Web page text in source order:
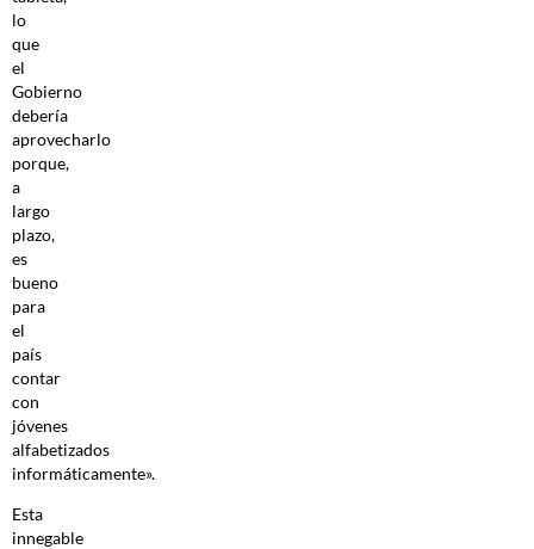
lo
que
el
Gobierno
debería
aprovecharlo
porque,
a
largo
plazo,
es
bueno
para
el
país
contar
con
jóvenes
alfabetizados
informáticamente».
Esta
innegable